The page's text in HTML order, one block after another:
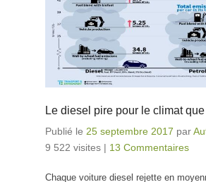
Le diesel pire pour le climat que
Publié le 25 septembre 2017 par
9 522 visites | 13 Commentaires
Chaque voiture diesel rejette en